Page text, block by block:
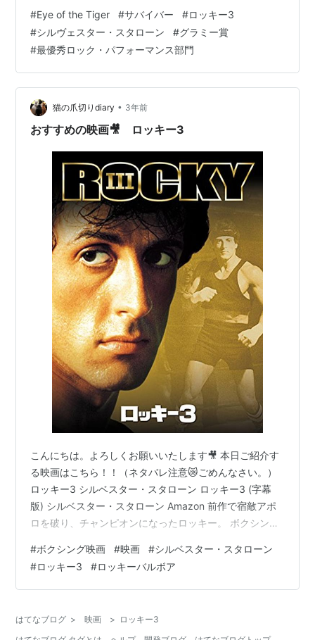
ニス・ジョンソン ・ゲイリー・スミス を誘って結成しま
した。 https://hussellvs.best/ より 他のメンバーもサバ
イバー結成以前から 活動しており、 バンド名の通りアメ
リカン・ロックの 「生存者、生き残り（＝…
#Eye of the Tiger #サバイバー #ロッキー3
#シルヴェスター・スタローン #グラミー賞
#最優秀ロック・パフォーマンス部門
猫の爪切りdiary • 3年前
おすすめの映画🎥 ロッキー3
こんにちは。よろしくお願いいたします🎥 本日ご紹介す
る映画はこちら！！（ネタバレ注意😿ごめんなさい。）
ロッキー3 シルベスター・スタローン ロッキー3 (字幕
版) シルベスター・スタローン Amazon 前作で宿敵アポ
ロを破り、チャンピオンになったロッキー。 ボクシング
のに。 野生のような雰囲気をもつ、最強の挑戦者クラバ
ーラングと戦うことに・・・ このクラバーがかなり恐ろ
しい顔をしております😱 試合には敗れ、どん底に落ちる
ーまで失ってしまいます。 復活を信じてトレーナーとし
#ボクシング映画 #映画 #シルベスター・スタローン
#ロッキー3 #ロッキーバルボア
はてなブログ > 映画 > ロッキー3